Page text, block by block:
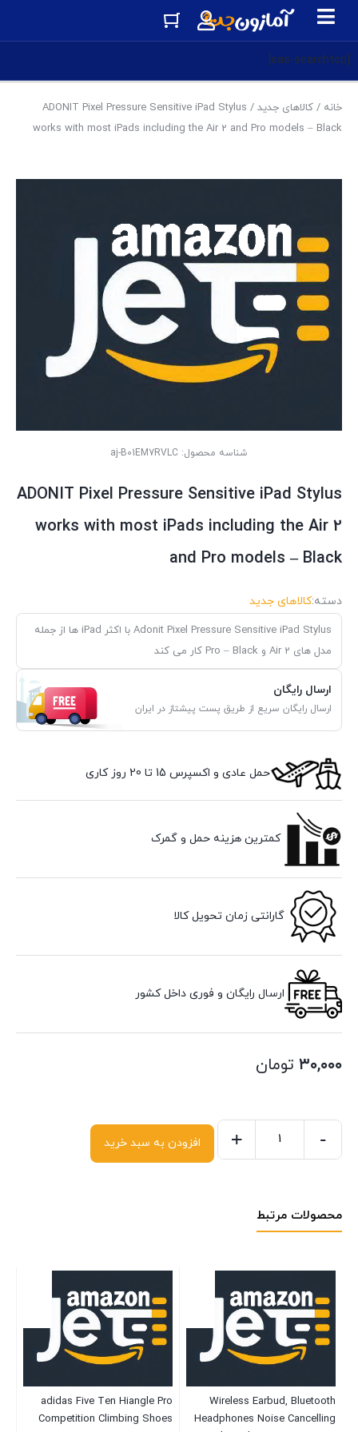
[eas-searchtop]
خانه / کالاهای جدید
/ ADONIT Pixel Pressure Sensitive iPad Stylus
works with most iPads including the Air 2 and Pro models – Black
شناسه محصول: aj-B01EM7RVLC
ADONIT Pixel Pressure Sensitive iPad Stylus
works with most iPads including the Air 2
and Pro models – Black
دسته:کالاهای جدید
Adonit Pixel Pressure Sensitive iPad Stylus با اکثر iPad ها از جمله
مدل های Air 2 و Pro – Black کار می کند
ارسال رایگان
ارسال رایگان سریع از طریق پست پیشتاز در ایران
حمل عادی و اکسپرس 15 تا 20 روز کاری
کمترین هزینه حمل و گمرک
گارانتی زمان تحویل کالا
ارسال رایگان و فوری داخل کشور
۳۰,۰۰۰ تومان
-
+ افزودن به سبد خرید
محصولات مرتبط
Wireless Earbud, Bluetooth
Headphones Noise Cancelling
adidas Five Ten Hiangle Pro
Competition Climbing Shoes